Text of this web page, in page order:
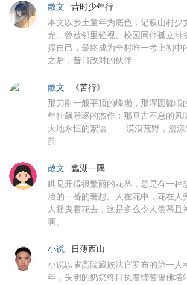
散文 昔时少年行
本文以乡土童年为底色，记叙山村少
光。曾被邻里轻视、校园同伴孤立排
撑自己，最终成为全村唯一考上初中
之后，昔日敌对的伙伴
散文 《苦行》
那刀削一般平顶的峰巅，那浑圆巍峨
年狂飙雕琢的杰作；那亘古不息的风
大地永恒的絮语…… 漠漠荒野，漫漾
韵
散文 蠡湖一隅
瞧见开得很繁丽的花丛，总是有一种
冶的一番的奢想。人在花中，花在人
人摇曳着花去，这是多么令人羡慕且
啊。
小说 日薄西山
小说以省高院藏族法官罗布的第一人
年，失明的奶奶终日执着绕菩提佛塔